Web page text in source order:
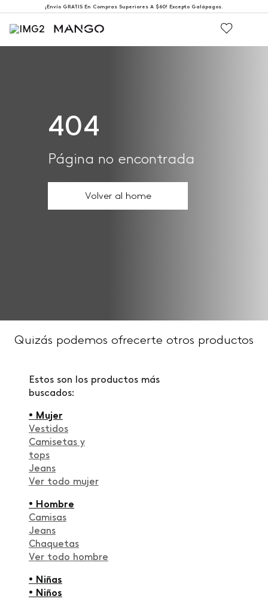
¡Envío GRATIS En Compras Superiores A $60! Excepto Galápagos.
404
Página no encontrada
Volver al home
Quizás podemos ofrecerte otros productos
Estos son los productos más
buscados:
• Mujer
Vestidos
Camisetas y
tops
Jeans
Ver todo mujer
• Hombre
Camisas
Jeans
Chaquetas
Ver todo hombre
• Niñas
• Niños